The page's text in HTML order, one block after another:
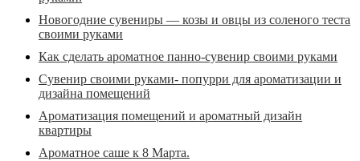
Новогодние сувениры — козы и овцы из соленого теста
своими руками
Как сделать ароматное панно-сувенир своими руками
Сувенир своими руками- попурри для ароматизации и
дизайна помещений
Ароматизация помещений и ароматный дизайн
квартиры
Ароматное саше к 8 Марта.